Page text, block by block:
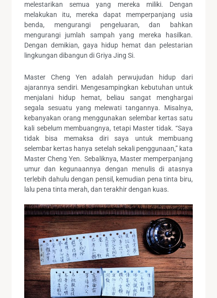
melestarikan semua yang mereka miliki. Dengan
melakukan itu, mereka dapat memperpanjang usia
benda, mengurangi pengeluaran, dan bahkan
mengurangi jumlah sampah yang mereka hasilkan.
Dengan demikian, gaya hidup hemat dan pelestarian
lingkungan dibangun di Griya Jing Si.
Master Cheng Yen adalah perwujudan hidup dari
ajarannya sendiri. Mengesampingkan kebutuhan untuk
menjalani hidup hemat, beliau sangat menghargai
segala sesuatu yang melewati tangannya. Misalnya,
kebanyakan orang menggunakan selembar kertas satu
kali sebelum membuangnya, tetapi Master tidak. “Saya
tidak bisa memaksa diri saya untuk membuang
selembar kertas hanya setelah sekali penggunaan,” kata
Master Cheng Yen. Sebaliknya, Master memperpanjang
umur dan kegunaannya dengan menulis di atasnya
terlebih dahulu dengan pensil, kemudian pena tinta biru,
lalu pena tinta merah, dan terakhir dengan kuas.